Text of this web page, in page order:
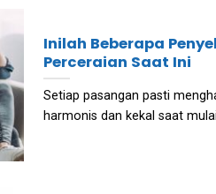
Inilah Beberapa
Perceraian Saat Ini
Setiap pasangan pasti
harmonis dan kekal saat